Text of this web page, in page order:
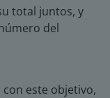
total juntos, y
del
este objetivo,